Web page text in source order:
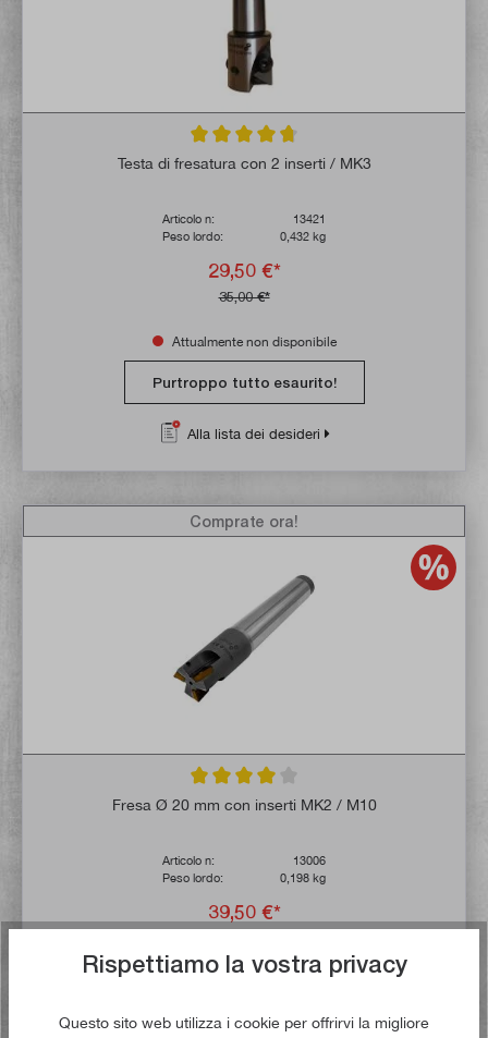
Valutazione media di 4.7 su 5 stelle
Testa di fresatura con 2 inserti / MK3
Articolo n:
13421
Peso lordo:
0,432 kg
29,50 €*
35,00 €*
Attualmente non disponibile
Purtroppo tutto esaurito!
Alla lista dei desideri
Valutazione media di 4 su 5 stelle
Fresa Ø 20 mm con inserti MK2 / M10
Articolo n:
13006
Peso lordo:
0,198 kg
39,50 €*
Comprate ora!
Nel carrello
Rispettiamo la vostra privacy
Questo sito web utilizza i cookie per offrirvi la migliore